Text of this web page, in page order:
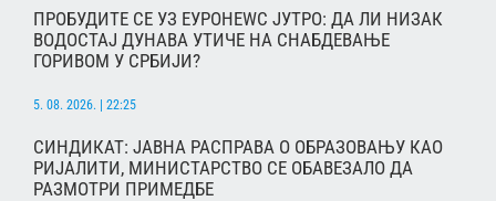
ПРОБУДИТЕ СЕ УЗ ЕУРОНЕWС ЈУТРО: ДА ЛИ НИЗАК
ВОДОСТАЈ ДУНАВА УТИЧЕ НА СНАБДЕВАЊЕ
ГОРИВОМ У СРБИЈИ?
5. 08. 2026. | 22:25
СИНДИКАТ: ЈАВНА РАСПРАВА О ОБРАЗОВАЊУ КАО
РИЈАЛИТИ, МИНИСТАРСТВО СЕ ОБАВЕЗАЛО ДА
РАЗМОТРИ ПРИМЕДБЕ